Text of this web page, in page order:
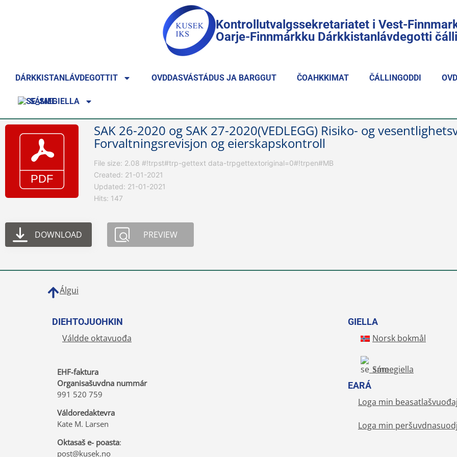
Kontrollutvalgssekretariatet i Vest-
Oarje-Finnmárkku Dárkkistanlávdegotti
DÁRKKISTANLÁVDEGOTTIT OVDDASVÁSTÁDUS JA BARGGUT ČOAHKKIMAT ČÁLLINGODDI
SÁMEGIELLA
SAK 26-2020 og SAK 27-2020(VEDLEGG) Risiko- og
Forvaltningsrevisjon og eierskapskontroll
File size: 2.08 #!trpst#trp-gettext data-trpgettextoriginal=0#!trpen#MB
Created: 21-01-2021
Updated: 21-01-2021
Hits: 147
DOWNLOAD PREVIEW
Álgui
DIEHTOJUOHKIN
Váldde oktavuođa
EHF-faktura
Organisašuvdna nummár
991 520 759
Váldoredaktevra
Kate M. Larsen
Oktasaš e- poasta:
post@kusek.no
GIELLA
Norsk bokmål
Sámegiella
EARÁ
Loga min
Loga min